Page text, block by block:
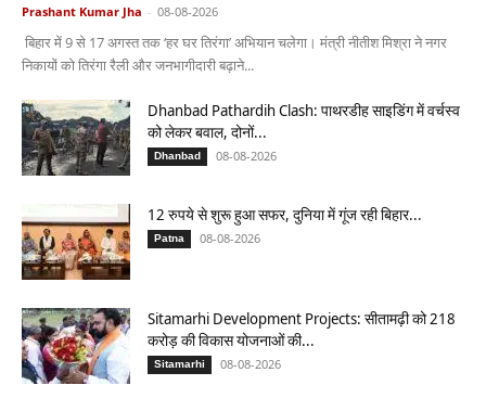
Prashant Kumar Jha - 08-08-2026
बिहार में 9 से 17 अगस्त तक ‘हर घर तिरंगा’ अभियान चलेगा। मंत्री नीतीश मिश्रा ने नगर
निकायों को तिरंगा रैली और जनभागीदारी बढ़ाने...
Dhanbad Pathardih Clash: पाथरडीह साइडिंग में वर्चस्व
को लेकर बवाल, दोनों...
Dhanbad 08-08-2026
12 रुपये से शुरू हुआ सफर, दुनिया में गूंज रही बिहार...
Patna 08-08-2026
Sitamarhi Development Projects: सीतामढ़ी को 218
करोड़ की विकास योजनाओं की...
Sitamarhi 08-08-2026